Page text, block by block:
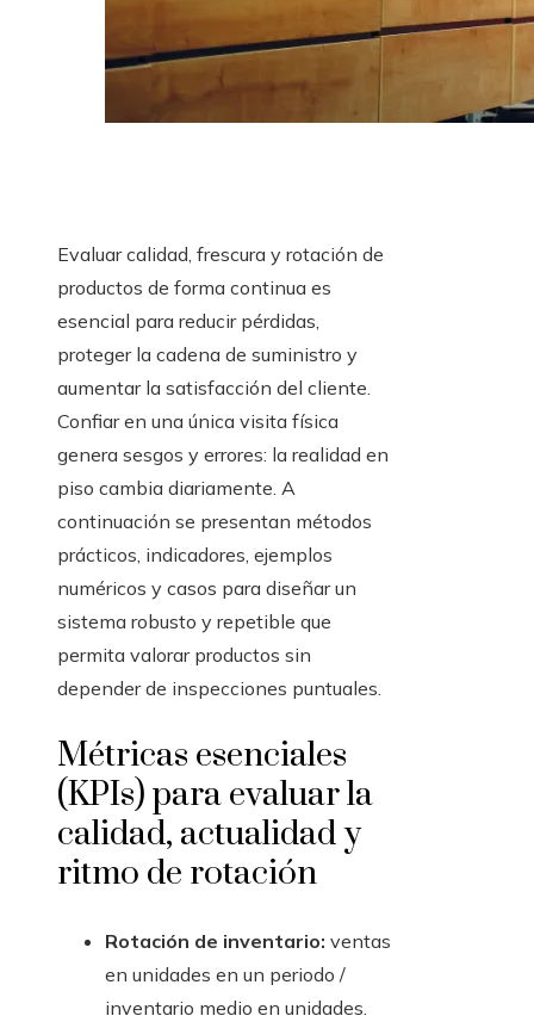
Evaluar calidad, frescura y rotación de
productos de forma continua es
esencial para reducir pérdidas,
proteger la cadena de suministro y
aumentar la satisfacción del cliente.
Confiar en una única visita física
genera sesgos y errores: la realidad en
piso cambia diariamente. A
continuación se presentan métodos
prácticos, indicadores, ejemplos
numéricos y casos para diseñar un
sistema robusto y repetible que
permita valorar productos sin
depender de inspecciones puntuales.
Métricas esenciales
(KPIs) para evaluar la
calidad, actualidad y
ritmo de rotación
Rotación de inventario: ventas
en unidades en un periodo /
inventario medio en unidades.